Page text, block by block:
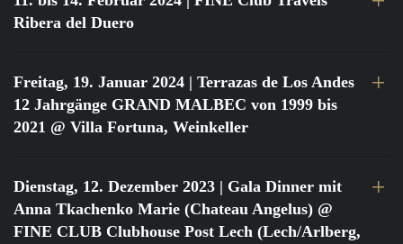
Ribera del Duero
Freitag, 19. Januar 2024 | Terrazas de Los Andes
12 Jahrgänge GRAND MALBEC von 1999 bis
2021 @ Villa Fortuna, Weinkeller
Dienstag, 12. Dezember 2023 | Gala Dinner mit
Anna Tkachenko Marie (Chateau Angelus) @
FINE CLUB Clubhouse Post Lech (Lech/Arlberg,